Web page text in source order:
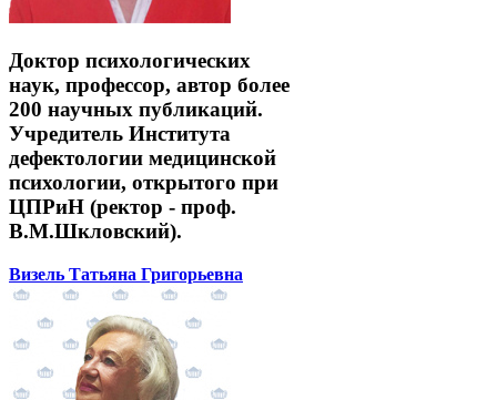
Доктор психологических
наук, профессор, автор более
200 научных публикаций.
Учредитель Института
дефектологии медицинской
психологии, открытого при
ЦПРиН (ректор - проф.
В.М.Шкловский).
Визель Татьяна Григорьевна